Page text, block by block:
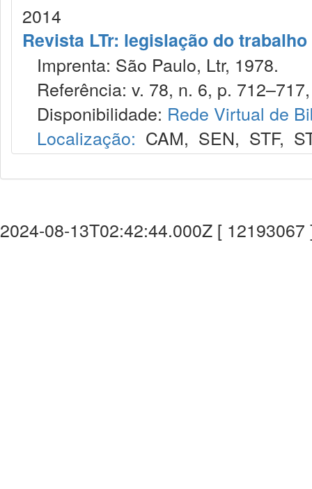
2014
Revista LTr: legislação do trabalho
Imprenta: São Paulo, Ltr, 1978.
Referência: v. 78, n. 6, p.
Disponibilidade: Rede Virtual de
Localização: CAM, SEN, STF,
2024-08-13T02:42:44.000Z [ 12193067